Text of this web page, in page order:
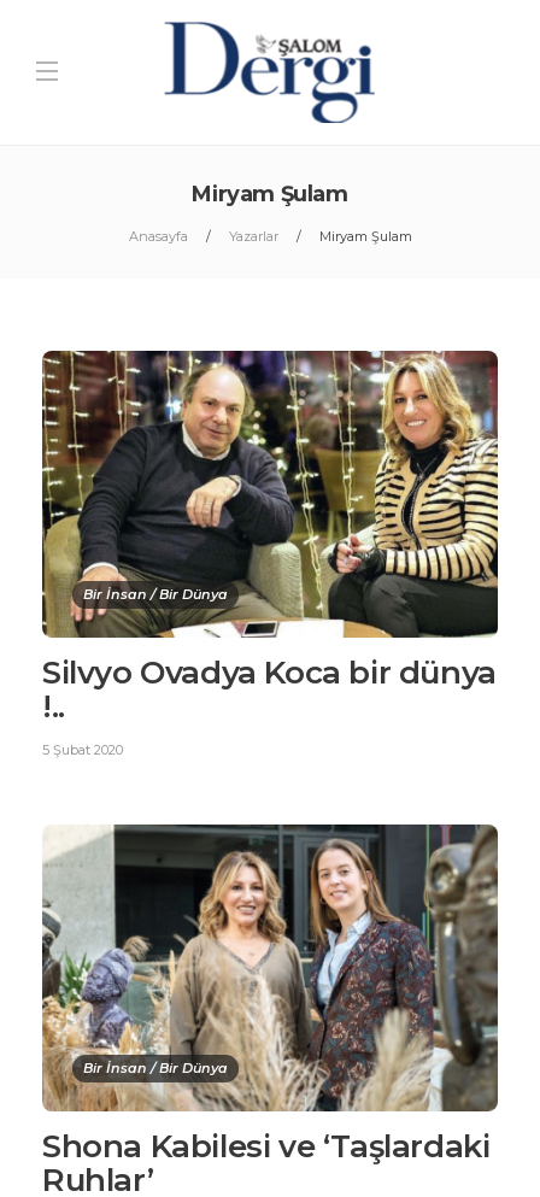
Miryam Şulam
Anasayfa Yazarlar Miryam Şulam
Bir İnsan / Bir Dünya
Silvyo Ovadya Koca bir dünya
!..
5 Şubat 2020
Bir İnsan / Bir Dünya
Shona Kabilesi ve ‘Taşlardaki
Ruhlar’